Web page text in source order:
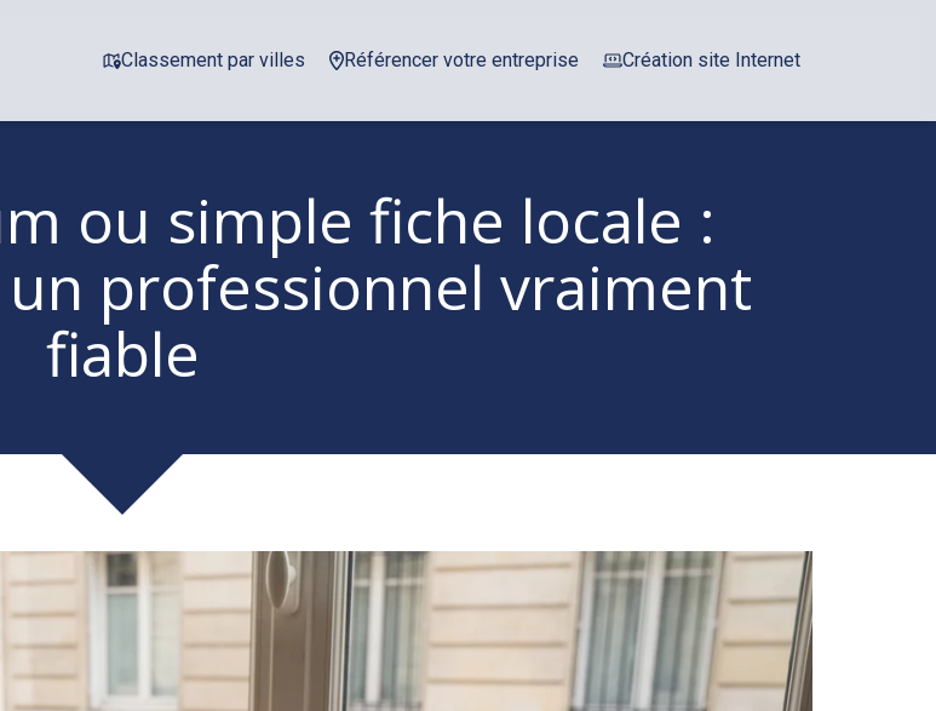
Classement par villes Référencer votre entreprise Création site Internet
ou simple fiche locale :
professionnel vraiment
fiable